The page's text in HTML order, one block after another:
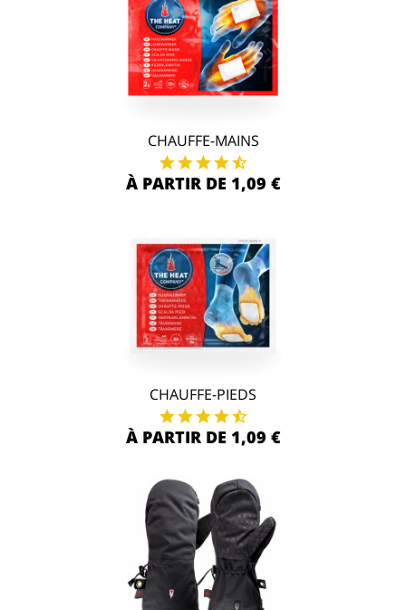
CHAUFFE-MAINS
À PARTIR DE 1,09 €
CHAUFFE-PIEDS
À PARTIR DE 1,09 €